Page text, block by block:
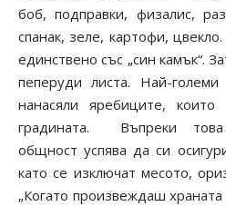
боб, подправки, физалис,
спанак, зеле, картофи,
единствено със „син камък“.
пеперуди листа. Най-
нанасяли яребиците,
градината. Въпреки това
общност успява да си
като се изключат месото,
„Когато произвеждаш